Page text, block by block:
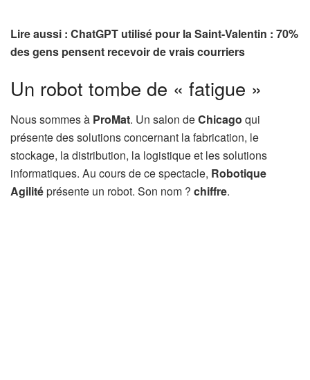
Lire aussi : ChatGPT utilisé pour la Saint-Valentin : 70%
des gens pensent recevoir de vrais courriers
Un robot tombe de « fatigue »
Nous sommes à ProMat. Un salon deChicago qui
présente des solutions concernant la fabrication, le
stockage, la distribution, la logistique et les solutions
informatiques. Au cours de ce spectacle, Robotique
Agilitéprésente un robot. Son nom ? chiffre.